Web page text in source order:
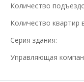
Количество
Количество квартир
Серия здания:
Управляющая